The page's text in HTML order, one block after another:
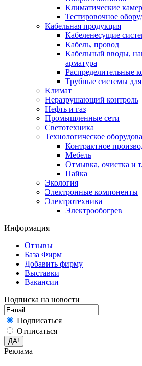
Климатические
Тестировочное
Кабельная продукция
Кабеленесущие
Кабель, провод
Кабельный вводы,
арматура
Распределительные
Трубные системы
Климат
Неразрушающий контроль
Нефть и газ
Промышленные сети
Светотехника
Технологическое
Контрактное
Мебель
Отмывка, очистка и
Пайка
Экология
Электронные компоненты
Электротехника
Электрообогрев
Информация
Отзывы
База Фирм
Добавить фирму
Выставки
Вакансии
Подписка на новости
Подписаться
Отписаться
Реклама